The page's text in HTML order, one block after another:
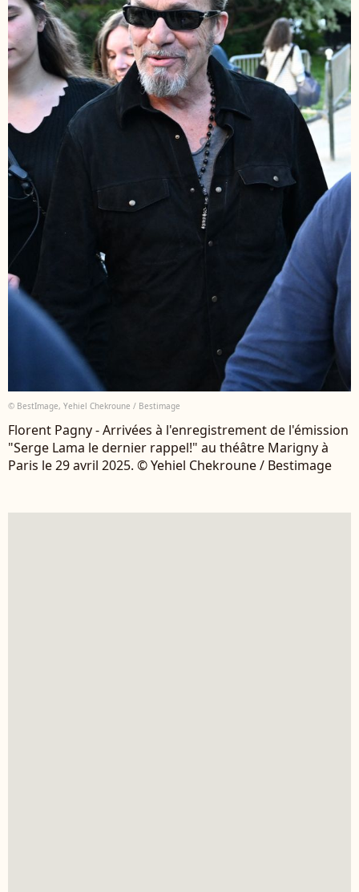
© BestImage, Yehiel Chekroune / Bestimage
Florent Pagny - Arrivées à l'enregistrement de l'émission
"Serge Lama le dernier rappel!" au théâtre Marigny à
Paris le 29 avril 2025. © Yehiel Chekroune / Bestimage